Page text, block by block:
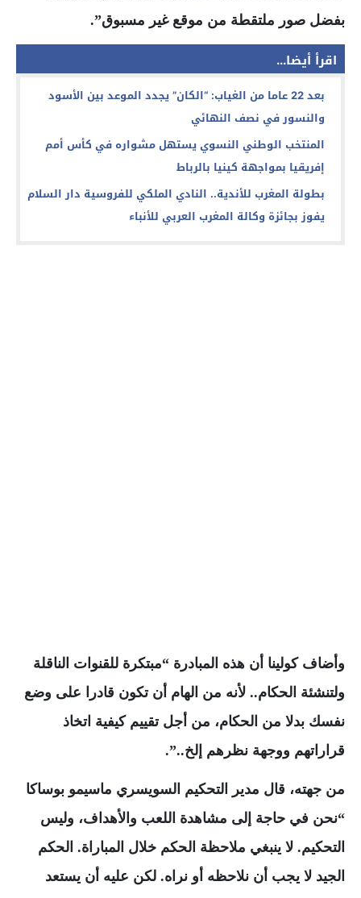
بفضل صور ملتقطة من موقع غير مسبوق”.
اقرأ أيضا...
بعد 22 عاما من الغياب: “الكان” يجدد الموعد بين الأسود
والنسور في نصف النهائي
المنتخب الوطني النسوي يستهل مشواره في كأس أمم
إفريقيا بمواجهة كينيا بالرباط
بطولة المغرب للأندية.. النادي الملكي للفروسية دار السلام
يفوز بجائزة وكالة المغرب العربي للأنباء
وأضاف كولينا أن هذه المبادرة “مبتكرة للقنوات الناقلة
ولتنشئة الحكام.. لأنه من الهام أن تكون قادرا على وضع
نفسك بدلا من الحكام، من أجل تقييم كيفية اتخاذ
قراراتهم ووجهة نظرهم إلخ..”.
من جهته، قال مدير التحكيم السويسري ماسيمو بوساكا
“نحن في حاجة إلى مشاهدة اللعب والأهداف، وليس
التحكيم. لا ينبغي ملاحظة الحكم خلال المباراة. الحكم
الجيد لا يجب أن نلاحظه أو نراه. لكن عليه أن يستعد